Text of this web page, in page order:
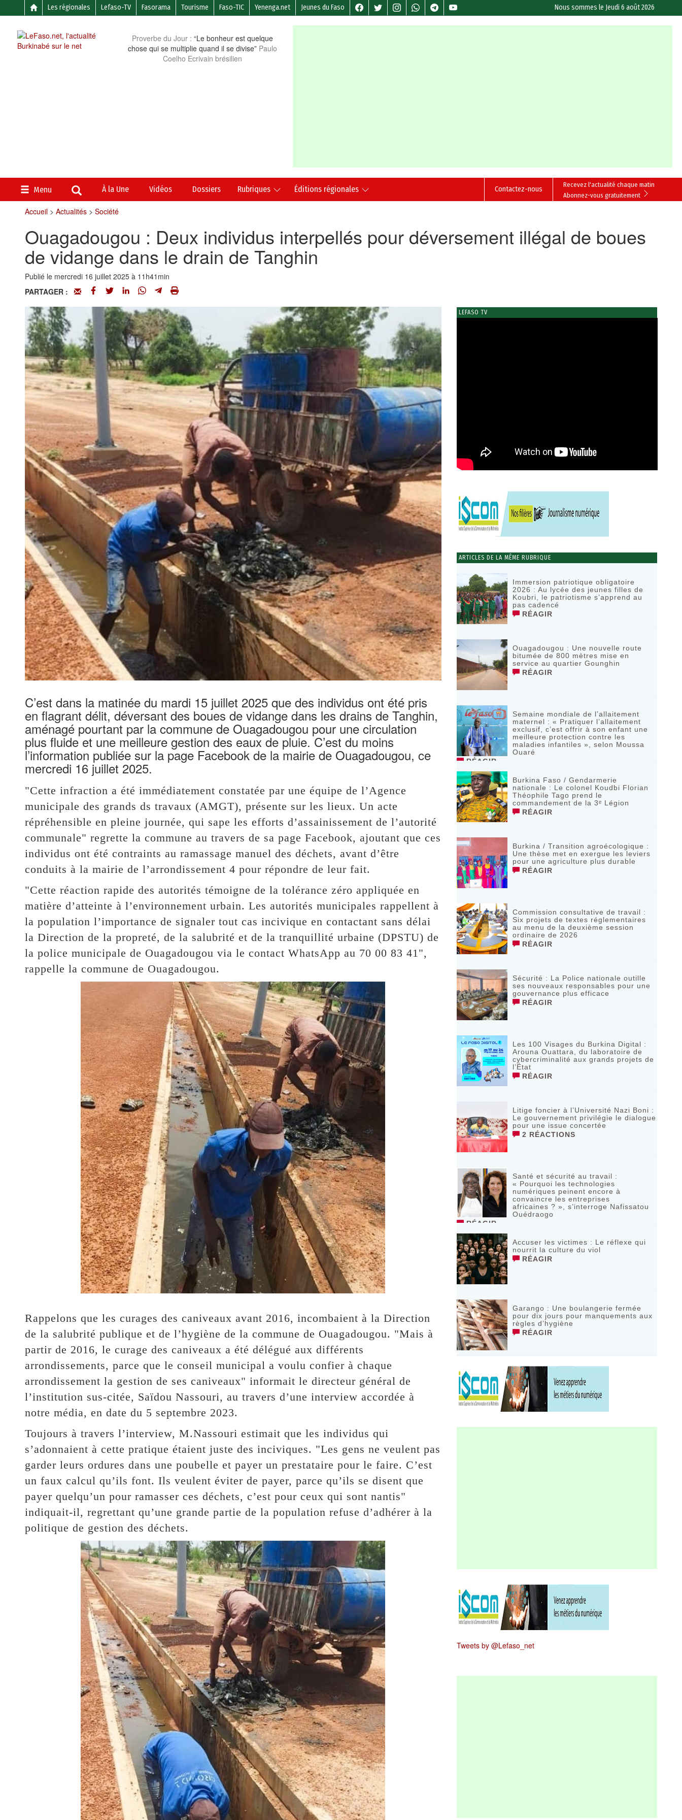
Les régionales Lefaso-TV Fasorama Tourisme Faso-TIC Yenenga.net Jeunes du Faso Nous sommes le Jeudi 6 août 2026
Proverbe du Jour : “Le bonheur est quelque
chose qui se multiplie quand il se divise” Paulo
Coelho Ecrivain brésilien
Menu À la Une Vidéos Dossiers Rubriques Éditions régionales
Recevez l'actualité chaque matin
Abonnez-vous gratuitement
Contactez-nous
Accueil> Actualités> Société
Ouagadougou : Deux individus interpellés pour déversement illégal de boues
de vidange dans le drain de Tanghin
Publié le mercredi 16 juillet 2025 à 11h41min
PARTAGER :
C’est dans la matinée du mardi 15 juillet 2025 que des individus ont été pris
en flagrant délit, déversant des boues de vidange dans les drains de Tanghin,
aménagé pourtant par la commune de Ouagadougou pour une circulation
plus fluide et une meilleure gestion des eaux de pluie. C’est du moins
l’information publiée sur la page Facebook de la mairie de Ouagadougou, ce
mercredi 16 juillet 2025.
"Cette infraction a été immédiatement constatée par une équipe de l’Agence
municipale des grands ds travaux (AMGT), présente sur les lieux. Un acte
répréhensible en pleine journée, qui sape les efforts d’assainissement de l’autorité
communale" regrette la commune au travers de sa page Facebook, ajoutant que ces
individus ont été contraints au ramassage manuel des déchets, avant d’être
conduits à la mairie de l’arrondissement 4 pour répondre de leur fait.
"Cette réaction rapide des autorités témoigne de la tolérance zéro appliquée en
matière d’atteinte à l’environnement urbain. Les autorités municipales rappellent à
la population l’importance de signaler tout cas incivique en contactant sans délai
la Direction de la propreté, de la salubrité et de la tranquillité urbaine (DPSTU) de
la police municipale de Ouagadougou via le contact WhatsApp au 70 00 83 41",
rappelle la commune de Ouagadougou.
Rappelons que les curages des caniveaux avant 2016, incombaient à la Direction
de la salubrité publique et de l’hygiène de la commune de Ouagadougou. "Mais à
partir de 2016, le curage des caniveaux a été délégué aux différents
arrondissements, parce que le conseil municipal a voulu confier à chaque
arrondissement la gestion de ses caniveaux" informait le directeur général de
l’institution sus-citée, Saïdou Nassouri, au travers d’une interview accordée à
notre média, en date du 5 septembre 2023.
Toujours à travers l’interview, M.Nassouri estimait que les individus qui
s’adonnaient à cette pratique étaient juste des inciviques. "Les gens ne veulent pas
garder leurs ordures dans une poubelle et payer un prestataire pour le faire. C’est
un faux calcul qu’ils font. Ils veulent éviter de payer, parce qu’ils se disent que
payer quelqu’un pour ramasser ces déchets, c’est pour ceux qui sont nantis"
indiquait-il, regrettant qu’une grande partie de la population refuse d’adhérer à la
politique de gestion des déchets.
LEFASO TV
ARTICLES DE LA MÊME RUBRIQUE
Immersion patriotique obligatoire
2026 : Au lycée des jeunes filles de
Koubri, le patriotisme s’apprend au
pas cadencé
RÉAGIR
Ouagadougou : Une nouvelle route
bitumée de 800 mètres mise en
service au quartier Gounghin
RÉAGIR
Semaine mondiale de l’allaitement
maternel : « Pratiquer l’allaitement
exclusif, c’est offrir à son enfant une
meilleure protection contre les
maladies infantiles », selon Moussa
Ouaré
RÉAGIR
Burkina Faso / Gendarmerie
nationale : Le colonel Koudbi Florian
Théophile Tago prend le
commandement de la 3ᵉ Légion
RÉAGIR
Burkina / Transition agroécologique :
Une thèse met en exergue les leviers
pour une agriculture plus durable
RÉAGIR
Commission consultative de travail :
Six projets de textes réglementaires
au menu de la deuxième session
ordinaire de 2026
RÉAGIR
Sécurité : La Police nationale outille
ses nouveaux responsables pour une
gouvernance plus efficace
RÉAGIR
Les 100 Visages du Burkina Digital :
Arouna Ouattara, du laboratoire de
cybercriminalité aux grands projets de
l’État
RÉAGIR
Litige foncier à l’Université Nazi Boni :
Le gouvernement privilégie le dialogue
pour une issue concertée
2 RÉACTIONS
Santé et sécurité au travail :
« Pourquoi les technologies
numériques peinent encore à
convaincre les entreprises
africaines ? », s’interroge Nafissatou
Ouédraogo
RÉAGIR
Accuser les victimes : Le réflexe qui
nourrit la culture du viol
RÉAGIR
Garango : Une boulangerie fermée
pour dix jours pour manquements aux
règles d’hygiène
RÉAGIR
Tweets by @Lefaso_net